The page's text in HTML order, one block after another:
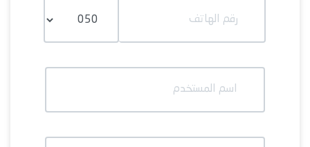
رقم الهاتف
اسم المستخدم